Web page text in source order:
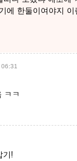
에 한둘이여야지 이
ㅋㅋ
기!